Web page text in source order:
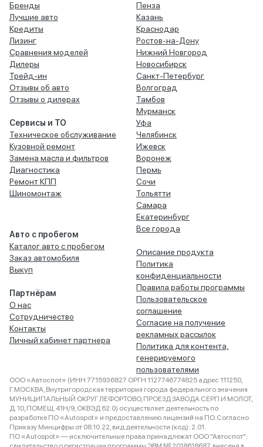
Бренды
Лучшие авто
Кредиты
Лизинг
Сравнения моделей
Дилеры
Трейд-ин
Отзывы об авто
Отзывы о дилерах
Сервисы и ТО
Техническое обслуживание
Кузовной ремонт
Замена масла и фильтров
Диагностика
Ремонт КПП
Шиномонтаж
Авто с пробегом
Каталог авто с пробегом
Заказ автомобиля
Выкуп
Партнёрам
О нас
Сотрудничество
Контакты
Личный кабинет партнера
Пенза
Казань
Краснодар
Ростов-на-Дону
Нижний Новгород
Новосибирск
Санкт-Петербург
Волгоград
Тамбов
Мурманск
Уфа
Челябинск
Ижевск
Воронеж
Пермь
Сочи
Тольятти
Самара
Екатеринбург
Все города
Описание продукта
Политика
конфиденциальности
Правила работы программы
Пользовательское
соглашение
Согласие на получение
рекламных рассылок
Политика для контента,
генерируемого
пользователями
ООО «Автоспот» (ИНН 7715936827 ОРГН 1127746774825 адрес 111250,
Г.МОСКВА, Внутригородская территория города федерального значения
МУНИЦИПАЛЬНЫЙ ОКРУГ ЛЕФОРТОВО, ПРОЕЗД ЗАВОДА СЕРП И МОЛОТ,
Д. 10, ПОМЕЩ. 41Н/9, ОКВЭД 62.0) осуществляет деятельность по
разработке ПО «Autospot» и предоставлению лицензий на ПО. Согласно
Приказу Минцифры от 08.10.22, вид деятельности (код): 2.01.
ПО «Autospot» — исключительные права принадлежат ООО "Автоспот":